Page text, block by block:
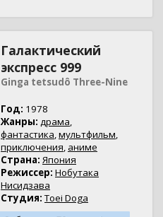
Галактический
экспресс 999
Ginga tetsudô Three-Nine
Год: 1978
Жанры: драма,
фантастика,мультфильм,
приключения, аниме
Страна: Япония
Режиссер: Нобутака
Нисидзава
Студия: Toei Doga